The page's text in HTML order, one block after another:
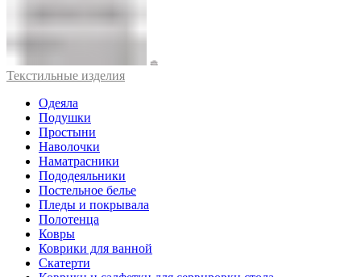
Текстильные изделия
Одеяла
Подушки
Простыни
Наволочки
Наматрасники
Пододеяльники
Постельное белье
Пледы и покрывала
Полотенца
Ковры
Коврики для ванной
Скатерти